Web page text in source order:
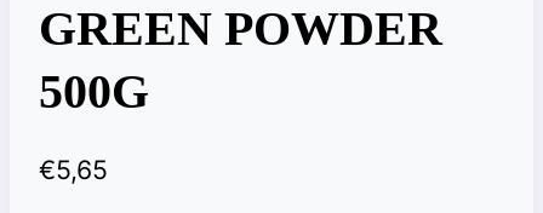
GREEN POWDER
500G
€5,65